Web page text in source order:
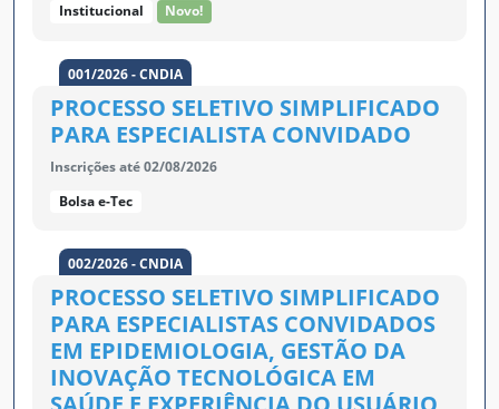
Institucional
Novo!
001/2026 - CNDIA
PROCESSO SELETIVO SIMPLIFICADO
PARA ESPECIALISTA CONVIDADO
Inscrições até 02/08/2026
Bolsa e-Tec
002/2026 - CNDIA
PROCESSO SELETIVO SIMPLIFICADO
PARA ESPECIALISTAS CONVIDADOS
EM EPIDEMIOLOGIA, GESTÃO DA
INOVAÇÃO TECNOLÓGICA EM